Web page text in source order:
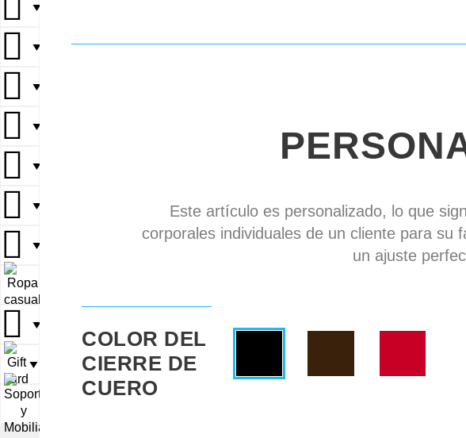
▼
▼
▼
▼
▼
▼
▼
▼
▼
Este artículo es personalizado, lo que
corporales individuales de un cliente para su
un ajuste
COLOR DEL
CIERRE DE
CUERO